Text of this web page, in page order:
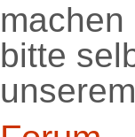
bitte
unserem